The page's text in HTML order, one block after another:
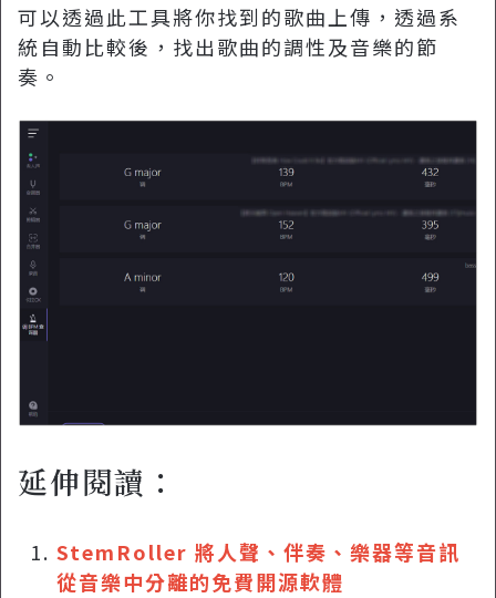
可以透過此工具將你找到的歌曲上傳，透過系
統自動比較後，找出歌曲的調性及音樂的節
奏。
延伸閱讀：
StemRoller 將人聲、伴奏、樂器等音訊
從音樂中分離的免費開源軟體